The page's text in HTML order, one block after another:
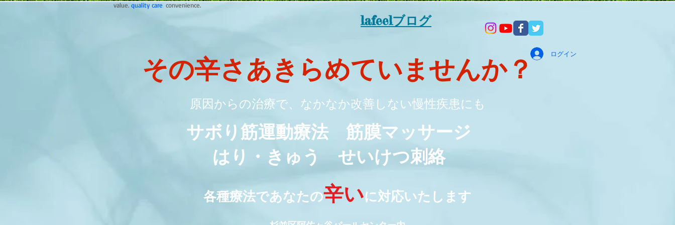
その辛さ あきらめていませんか？
原因からの治療で、なかなか改善しない慢性疾患にも
サボり筋運動療法 筋膜マッサージ
はり・きゅう せいけつ刺絡
各種療法であなたの辛いに対応いたします
lafeelブログ
ログイン
value. quality care. convenience.